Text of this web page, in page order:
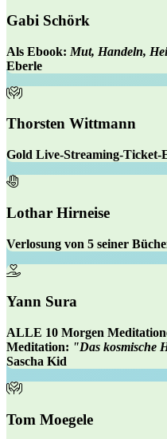
Gabi Schörk
Als Ebook: Mut, Handeln,
Eberle
Thorsten Wittmann
Gold Live-Streaming-Ticket-
Lothar Hirneise
Verlosung von 5 seiner
Yann Sura
ALLE 10 Morgen
Meditation: "Das kosmische
Sascha Kid
Tom Moegele